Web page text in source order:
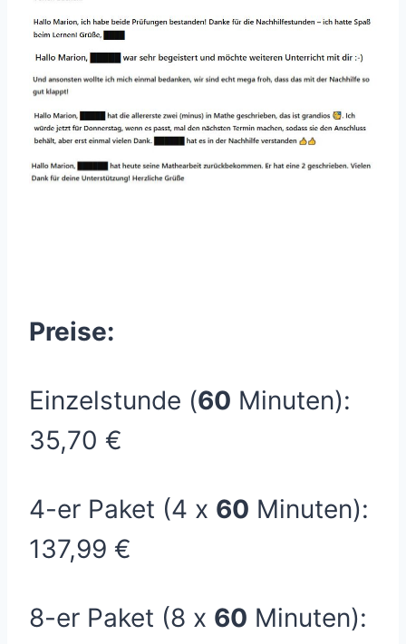
Preise:
Einzelstunde (60 Minuten):
35,70 €
4-er Paket (4 x 60 Minuten):
137,99 €
8-er Paket (8 x 60 Minuten):